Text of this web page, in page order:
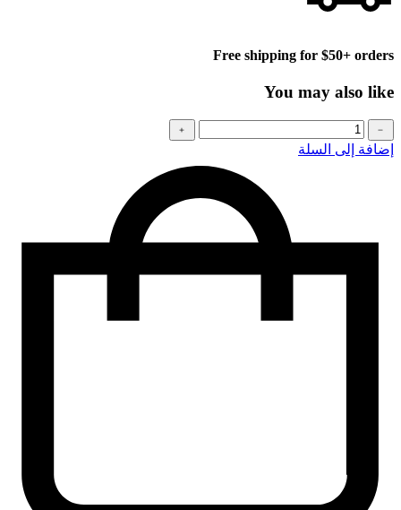
Free shipping for $50+ orders
You may also like
كمية
Baseball
cap
﹣
﹢
إضافة إلى السلة